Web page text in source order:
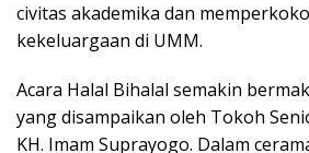
civitas akademika dan
kekeluargaan di UMM.
Acara Halal Bihalal semakin
yang disampaikan oleh Tokoh
KH. Imam Suprayogo. Dalam